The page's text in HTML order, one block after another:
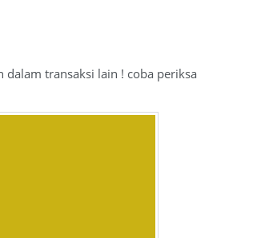
transaksi lain ! coba periksa